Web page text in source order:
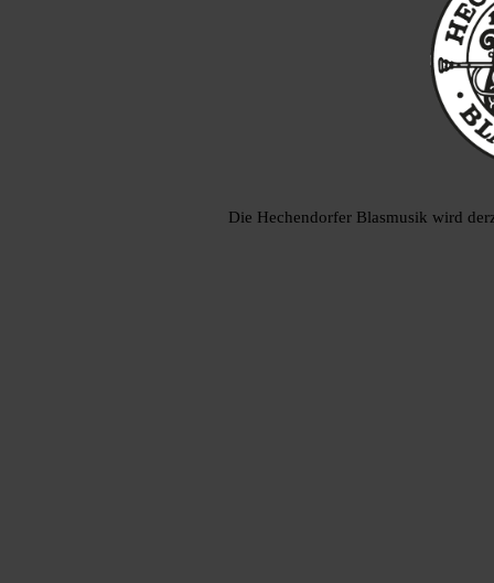
Die Hechendorfer Blasmusik wird